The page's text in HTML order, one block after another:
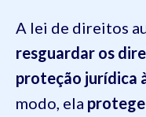
A lei de direitos
resguardar os
proteção jurídica
modo, ela protege